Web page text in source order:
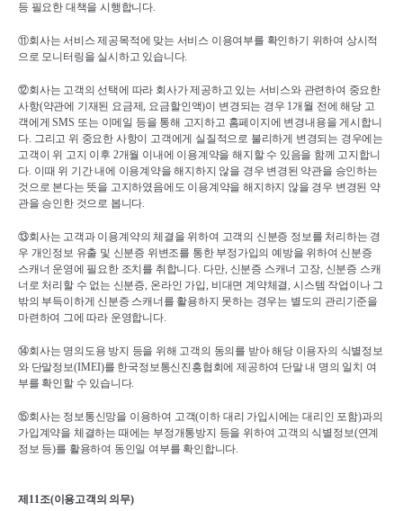
등 필요한 대책을 시행합니다.
⑪회사는 서비스 제공목적에 맞는 서비스 이용여부를 확인하기 위하여 상시적
으로 모니터링을 실시하고 있습니다.
⑫회사는 고객의 선택에 따라 회사가 제공하고 있는 서비스와 관련하여 중요한
사항(약관에 기재된 요금제, 요금할인액)이 변경되는 경우 1개월 전에 해당 고
객에게 SMS 또는 이메일 등을 통해 고지하고 홈페이지에 변경내용을 게시합니
다. 그리고 위 중요한 사항이 고객에게 실질적으로 불리하게 변경되는 경우에는
고객이 위 고지 이후 2개월 이내에 이용계약을 해지할 수 있음을 함께 고지합니
다. 이때 위 기간 내에 이용계약을 해지하지 않을 경우 변경된 약관을 승인하는
것으로 본다는 뜻을 고지하였음에도 이용계약을 해지하지 않을 경우 변경된 약
관을 승인한 것으로 봅니다.
⑬회사는 고객과 이용계약의 체결을 위하여 고객의 신분증 정보를 처리하는 경
우 개인정보 유출 및 신분증 위변조를 통한 부정가입의 예방을 위하여 신분증
스캐너 운영에 필요한 조치를 취합니다. 다만, 신분증 스캐너 고장, 신분증 스캐
너로 처리할 수 없는 신분증, 온라인 가입, 비대면 계약체결, 시스템 작업이나 그
밖의 부득이하게 신분증 스캐너를 활용하지 못하는 경우는 별도의 관리기준을
마련하여 그에 따라 운영합니다.
⑭회사는 명의도용 방지 등을 위해 고객의 동의를 받아 해당 이용자의 식별정보
와 단말정보(IMEI)를 한국정보통신진흥협회에 제공하여 단말 내 명의 일치 여
부를 확인할 수 있습니다.
⑮회사는 정보통신망을 이용하여 고객(이하 대리 가입시에는 대리인 포함)과의
가입계약을 체결하는 때에는 부정개통방지 등을 위하여 고객의 식별정보(연계
정보 등)를 활용하여 동인일 여부를 확인합니다.
제 11조(이용고객의 의무)